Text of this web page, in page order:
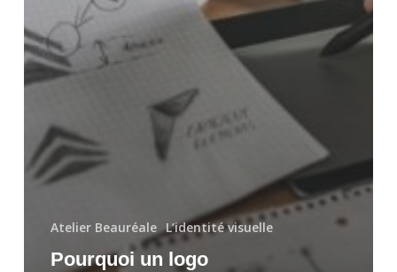
Atelier Beauréale L’identité visuelle
Pourquoi un logo